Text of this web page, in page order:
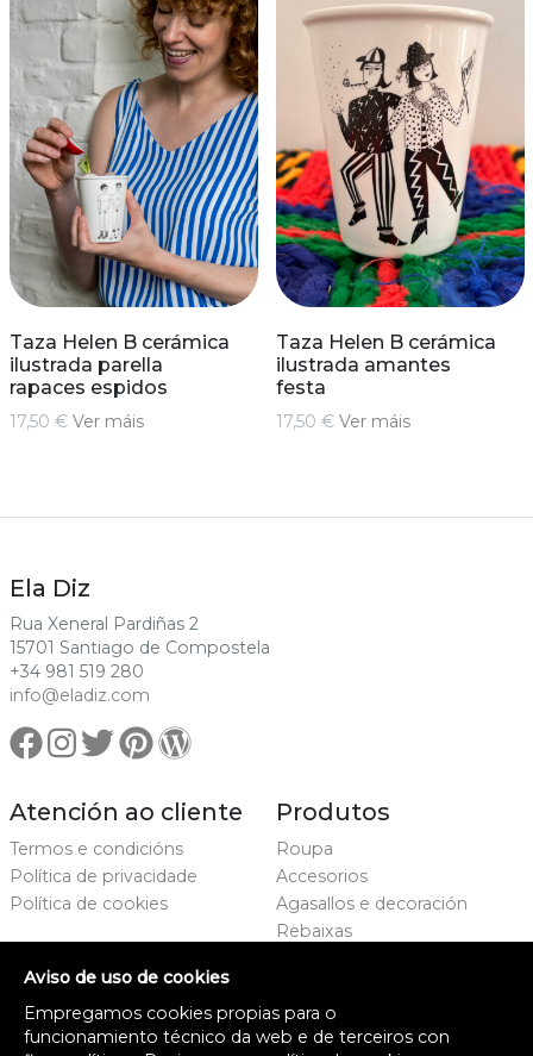
Taza Helen B cerámica
ilustrada parella
rapaces espidos
17,50 € Ver máis
Taza Helen B cerámica
ilustrada amantes
festa
17,50 € Ver máis
Ela Diz
Rua Xeneral Pardiñas 2
15701 Santiago de Compostela
+34 981 519 280
info@eladiz.com
Atención ao cliente
Termos e condicións
Política de privacidade
Política de cookies
Produtos
Roupa
Accesorios
Agasallos e decoración
Rebaixas
Proxecto cofinanciado
Aviso de uso de cookies
Empregamos cookies propias para o
funcionamiento técnico da web e de terceiros con